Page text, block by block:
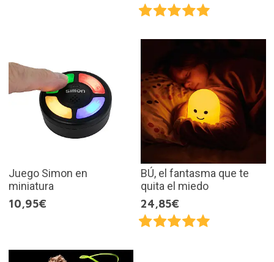
Juego Simon en
miniatura
10,95€
BÚ, el fantasma que te
quita el miedo
24,85€